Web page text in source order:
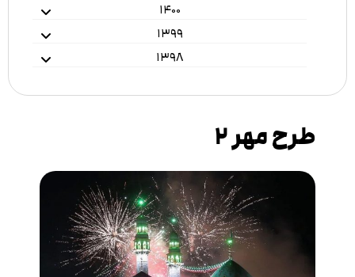
۱۴۰۰
۱۳۹۹
۱۳۹۸
طرح مهر ۲